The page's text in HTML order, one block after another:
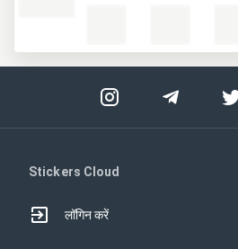
Stickers Cloud
लॉगिन करें